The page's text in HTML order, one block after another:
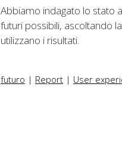
Abbiamo indagato lo stato
futuri possibili, ascoltando
utilizzano i risultati.
futuro | Report | User